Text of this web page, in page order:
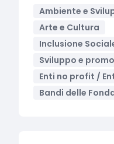
Ambiente e
Arte e Cultura
Inclusione
Sviluppo e
Enti no profit /
Bandi delle